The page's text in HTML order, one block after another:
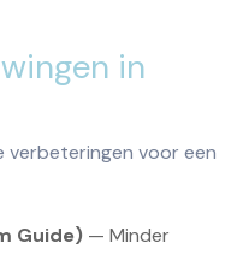
in
voor een
Guide) — Minder